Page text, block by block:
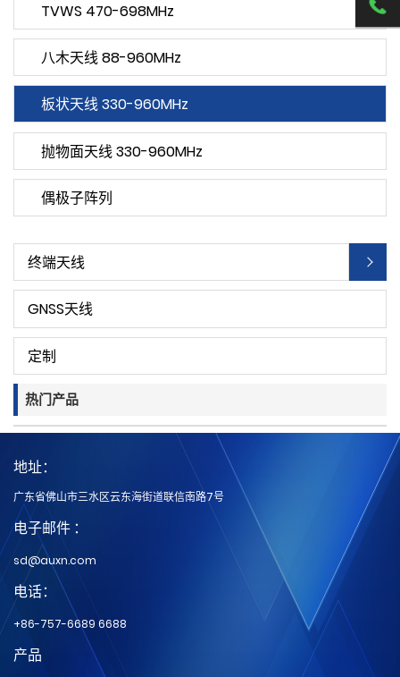
TVWS 470-698MHz
八木天线 88-960MHz
板状天线 330-960MHz
抛物面天线 330-960MHz
偶极子阵列
终端天线
GNSS天线
定制
热门产品
地址：
广东省佛山市三水区云东海街道联信南路7号
电子邮件 ：
sd@auxn.com
电话：
+86-757-6689 6688
产品